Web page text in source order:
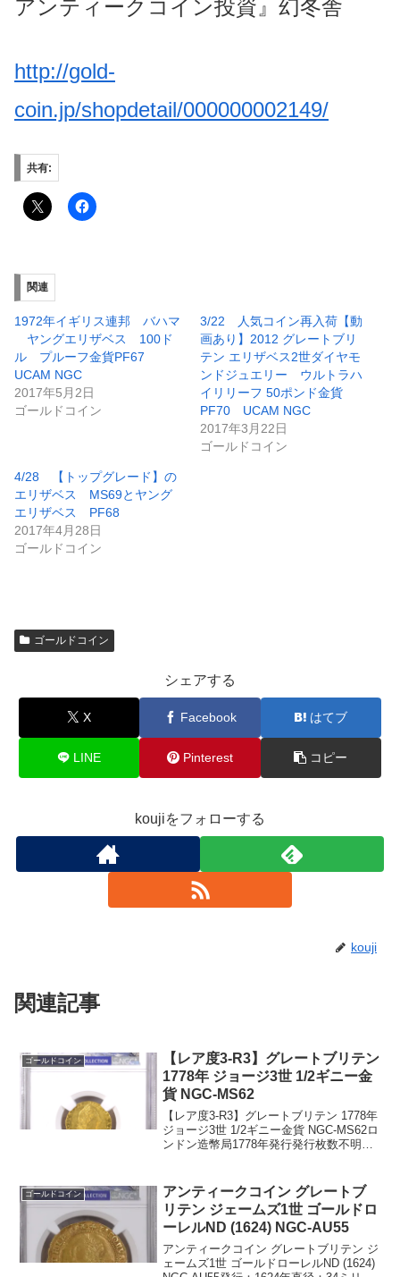
アンティークコイン投資』幻冬舎
http://gold-
coin.jp/shopdetail/000000002149/
共有:
関連
1972年イギリス連邦 バハマ
ヤングエリザベス 100ド
ル プルーフ金貨PF67
UCAM NGC
2017年5月2日
ゴールドコイン
3/22 人気コイン再入荷【動
画あり】2012 グレートブリ
テン エリザベス2世ダイヤモ
ンドジュエリー ウルトラハ
イリリーフ 50ポンド金貨
PF70 UCAM NGC
2017年3月22日
ゴールドコイン
4/28 【トップグレード】の
エリザベス MS69とヤング
エリザベス PF68
2017年4月28日
ゴールドコイン
ゴールドコイン
シェアする
X Facebook はてブ
LINE Pinterest コピー
koujiをフォローする
kouji
関連記事
ゴールドコイン
【レア度3-R3】グレートブリテン
1778年 ジョージ3世 1/2ギニー金
貨 NGC-MS62
【レア度3-R3】グレートブリテン 1778年
ジョージ3世 1/2ギニー金貨 NGC-MS62ロ
ンドン造幣局1778年発行発行枚数不明
位：91.67%金表面...
ゴールドコイン
アンティークコイン グレートブ
リテン ジェームズ1世 ゴールドロ
ーレルND (1624) NGC-AU55
アンティークコイン グレートブリテン ジ
ェームズ1世 ゴールドローレルND (1624)